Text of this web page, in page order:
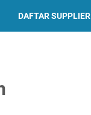
DAFTAR SUPPLIER